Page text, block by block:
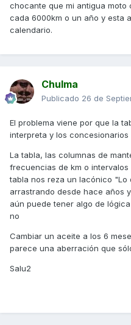
chocante que mi antigua moto
cada 6000km o un año y esta
calendario.
Chulma
Publicado 26 de
El problema viene por que la
interpreta y los
La tabla, las columnas de
frecuencias de km o
tabla nos reza un lacónico "Lo
arrastrando desde hace años
aún puede tener algo de
no
Cambiar un aceite a los 6
parece una aberración que
Salu2